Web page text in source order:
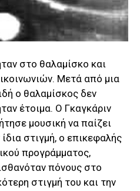
στο θαλαμίσκο και
Μετά από μια
ο θαλαμίσκος δεν
έτοιμα. Ο Γκαγκάριν
μουσική να παίζει
στιγμή, ο επικεφαλής
προγράμματος,
πόνους στο
στιγμή του και την